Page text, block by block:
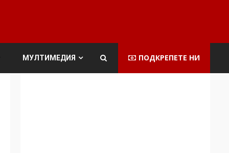
МУЛТИМЕДИЯ ПОДКРЕПЕТЕ НИ